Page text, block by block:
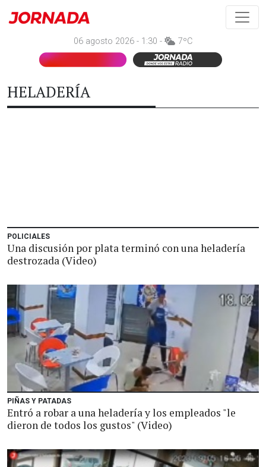
06 agosto 2026 - 1:30 - 7ºC
HELADERÍA
POLICIALES
Una discusión por plata terminó con una heladería
destrozada (Video)
PIÑAS Y PATADAS
Entró a robar a una heladería y los empleados "le
dieron de todos los gustos" (Video)